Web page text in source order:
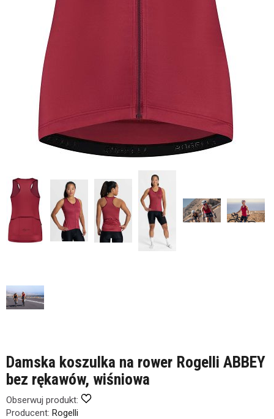
Damska koszulka na rower Rogelli ABBEY
bez rękawów, wiśniowa
Obserwuj produkt:
Producent: Rogelli